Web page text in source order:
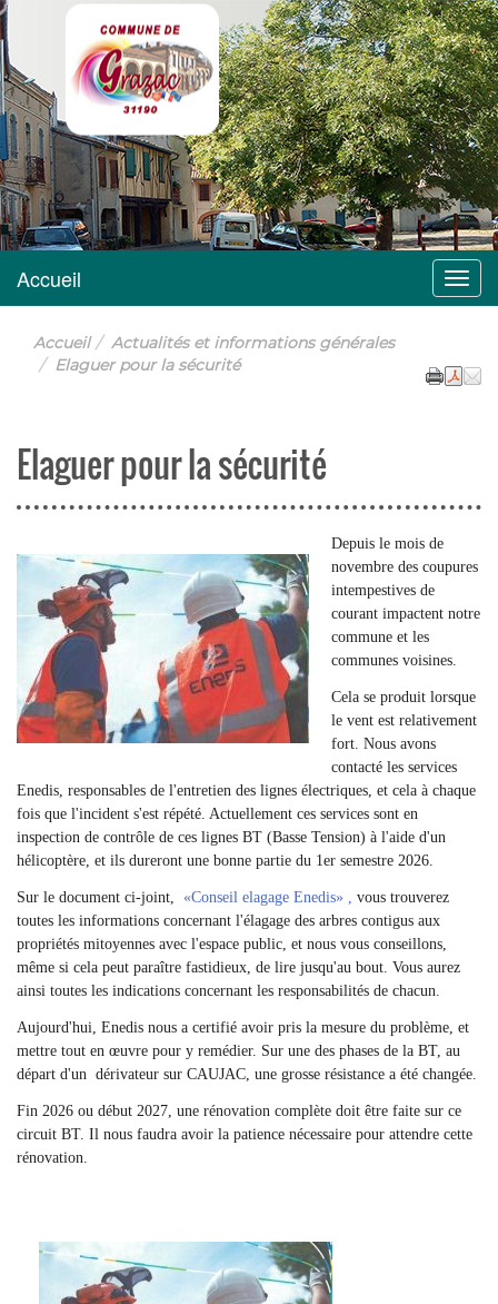
Grazac
Menu
Accueil
Accueil
Actualités et informations générales
Elaguer pour la sécurité
Elaguer pour la sécurité
Depuis le mois de
novembre des coupures
intempestives de
courant impactent notre
commune et les
communes voisines.
Cela se produit lorsque
le vent est relativement
fort. Nous avons
contacté les services
Enedis, responsables de l'entretien des lignes électriques, et cela à chaque
fois que l'incident s'est répété. Actuellement ces services sont en
inspection de contrôle de ces lignes BT (Basse Tension) à l'aide d'un
hélicoptère, et ils dureront une bonne partie du 1er semestre 2026.
Sur le document ci-joint, «Conseil elagage Enedis» , vous trouverez
toutes les informations concernant l'élagage des arbres contigus aux
propriétés mitoyennes avec l'espace public, et nous vous conseillons,
même si cela peut paraître fastidieux, de lire jusqu'au bout. Vous aurez
ainsi toutes les indications concernant les responsabilités de chacun.
Aujourd'hui, Enedis nous a certifié avoir pris la mesure du problème, et
mettre tout en œuvre pour y remédier. Sur une des phases de la BT, au
départ d'un dérivateur sur CAUJAC, une grosse résistance a été changée.
Fin 2026 ou début 2027, une rénovation complète doit être faite sur ce
circuit BT. Il nous faudra avoir la patience nécessaire pour attendre cette
rénovation.